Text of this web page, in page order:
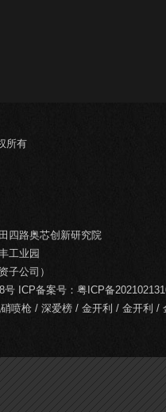
所有
四路奥芯创新研究院
工业园
子公司）
ICP备案号： 粤ICP备
喷枪 / 深爱榜 / 金开利 / 金开利 /